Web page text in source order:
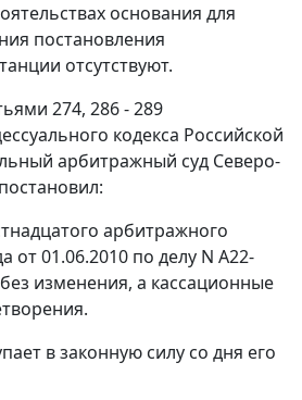
основания для
постановления
отсутствуют.
274, 286 - 289
кодекса Российской
арбитражный суд Северо-
арбитражного
от 01.06.2010 по делу N А22-
изменения, а кассационные
в законную силу со дня его